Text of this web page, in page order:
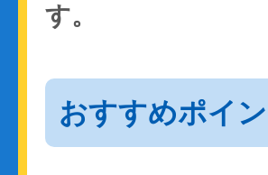
す。
おすすめポイ